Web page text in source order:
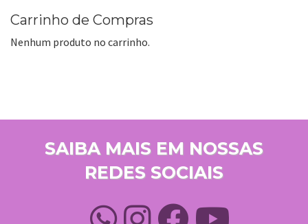
Carrinho de Compras
Nenhum produto no carrinho.
SAIBA MAIS EM NOSSAS
REDES SOCIAIS